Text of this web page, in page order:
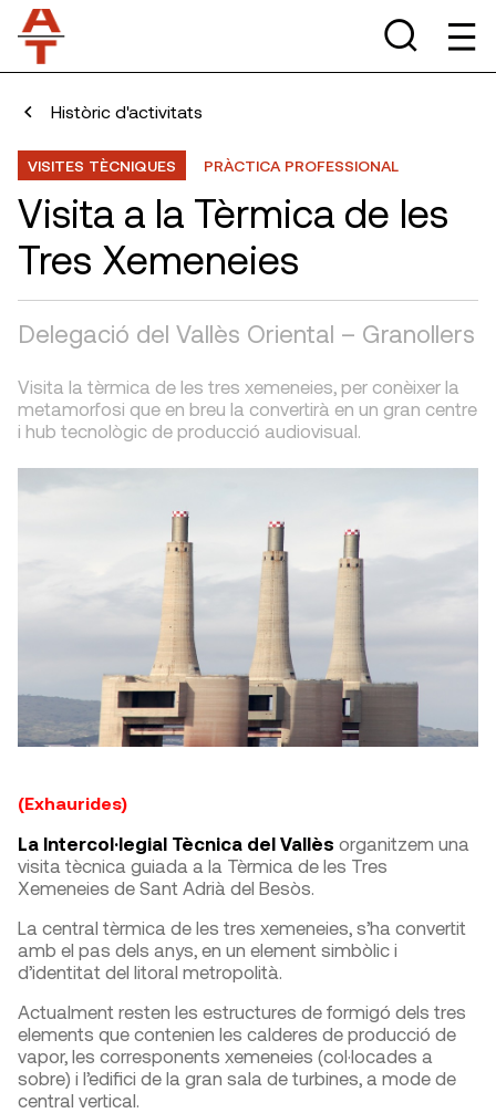
Històric d'activitats
VISITES TÈCNIQUES PRÀCTICA PROFESSIONAL
Visita a la Tèrmica de les
Tres Xemeneies
Delegació del Vallès Oriental – Granollers
Visita la tèrmica de les tres xemeneies, per conèixer la
metamorfosi que en breu la convertirà en un gran centre
i hub tecnològic de producció audiovisual.
(Exhaurides)
La Intercol·legial Tècnica del Vallès organitzem una
visita tècnica guiada a la Tèrmica de les Tres
Xemeneies de Sant Adrià del Besòs.
La central tèrmica de les tres xemeneies, s’ha convertit
amb el pas dels anys, en un element simbòlic i
d’identitat del litoral metropolità.
Actualment resten les estructures de formigó dels tres
elements que contenien les calderes de producció de
vapor, les corresponents xemeneies (col·locades a
sobre) i l’edifici de la gran sala de turbines, a mode de
central vertical.